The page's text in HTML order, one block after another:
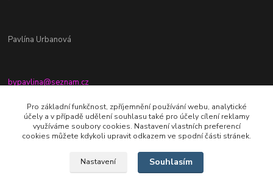
Pavlína Urbanová
bypavlina@seznam.cz
+420774917196
Fb stránka - By pavlina
Pro základní funkčnost, zpříjemnění používání webu, analytické
účely a v případě udělení souhlasu také pro účely cílení reklamy
využíváme soubory cookies. Nastavení vlastních preferencí
cookies můžete kdykoli upravit odkazem ve spodní části stránek.
Nastavení Souhlasím